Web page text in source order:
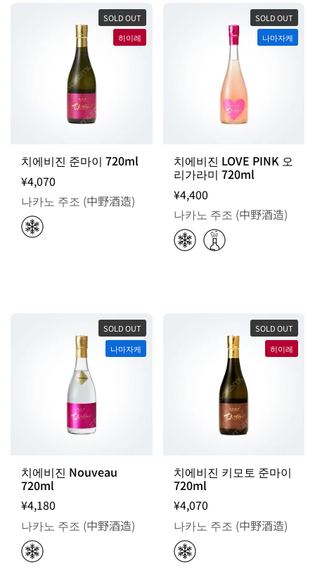
치에비진 준마이 720ml
¥4,070
나카노 주조 (中野酒造)
SOLD OUT
히이레
치에비진 LOVE PINK 오
리가라미 720ml
¥4,400
나카노 주조 (中野酒造)
SOLD OUT
나마자케
치에비진 Nouveau
720ml
¥4,180
나카노 주조 (中野酒造)
SOLD OUT
나마자케
치에비진 키모토 준마이
720ml
¥4,070
나카노 주조 (中野酒造)
SOLD OUT
히이레